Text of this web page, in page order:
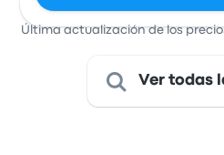
Última actualización de los
Ver todas